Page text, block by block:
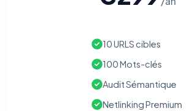
10 URLS cibles
100 Mots-clés
Audit Sémantique
Netlinking Premium